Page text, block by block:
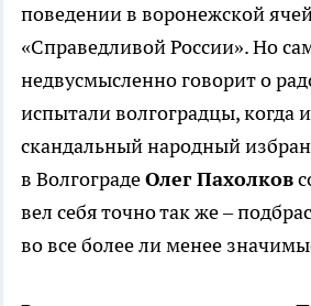
поведении в воронежской
«Справедливой России». Но
недвусмысленно говорит о
испытали волгоградцы, когда
скандальный народный
в ВолгоградеОлег Пахолков
вел себя точно так же –
во все более ли менее